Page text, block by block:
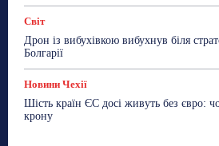
Світ
Дрон із вибухівкою вибухнув біля
Болгарії
Новини Чехії
Шість країн ЄС досі живуть без євро:
крону